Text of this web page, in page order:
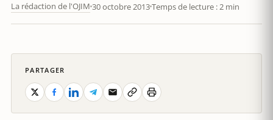
La rédaction de l'OJIM 30 octobre 2013Temps de lecture : 2 min
PARTAGER